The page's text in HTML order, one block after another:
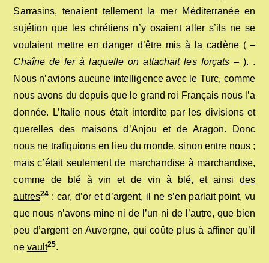
Sarrasins, tenaient tellement la mer Méditerranée en
sujétion que les chrétiens n’y osaient aller s’ils ne se
voulaient mettre en danger d’être mis à la cadène ( –
Chaîne de fer à laquelle on attachait les forçats – ). .
Nous n’avions aucune intelligence avec le Turc, comme
nous avons du depuis que le grand roi Français nous l’a
donnée. L’Italie nous était interdite par les divisions et
querelles des maisons d’Anjou et de Aragon. Donc
nous ne trafiquions en lieu du monde, sinon entre nous ;
mais c’était seulement de marchandise à marchandise,
comme de blé à vin et de vin à blé, et ainsides
autres24 : car, d’or et d’argent, il ne s’en parlait point, vu
que nous n’avons mine ni de l’un ni de l’autre, que bien
peu d’argent en Auvergne, qui coûte plus à affiner qu’il
ne vault25.